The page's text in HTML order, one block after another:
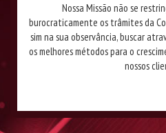
Nossa Missão não se
burocraticamente os trâmites da
sim na sua observância, buscar
os melhores métodos para o
nossos